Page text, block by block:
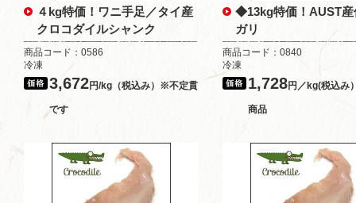
４kg特価！ワニ手足／タイ産
クロコダイルシャンク
商品コード：0586
冷凍
3,672円/kg（税込み）※不定貫
です
◆13kg特価！AUST産
ガリ
商品コード：0840
冷凍
1,728円／kg(税込み
商品